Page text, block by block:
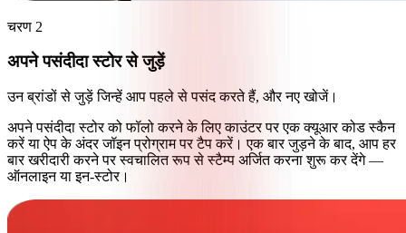
चरण 2
अपने पसंदीदा स्टोर से जुड़ें
उन ब्रांडों से जुड़ें जिन्हें आप पहले से पसंद करते हैं, और नए खोजें।
अपने पसंदीदा स्टोर को फॉलो करने के लिए काउंटर पर एक क्यूआर कोड स्कैन
करें या ऐप के अंदर जॉइन प्रोग्राम पर टैप करें। एक बार जुड़ने के बाद, आप हर
बार खरीदारी करने पर स्वचालित रूप से स्टैम्प अर्जित करना शुरू कर देंगे —
ऑनलाइन या इन-स्टोर।